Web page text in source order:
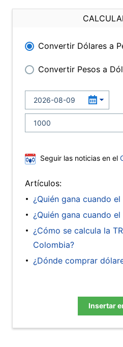
Convertir Dólares a
Convertir Pesos a
Seguir las noticias en el
Artículos:
¿Quién gana cuando
¿Quién gana cuando
¿Cómo se calcula la
Colombia?
¿Dónde comprar
Insertar